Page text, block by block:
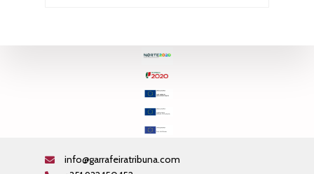
info@garrafeiratribuna.com